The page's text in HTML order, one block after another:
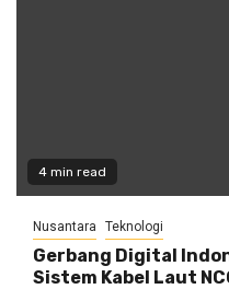
4 min read
Nusantara Teknologi
Gerbang Digital
Sistem Kabel Laut